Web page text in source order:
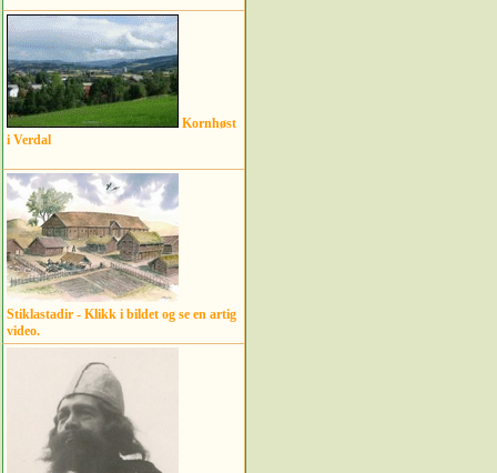
Kornhøst
i Verdal
Stiklastadir - Klikk i bildet og se en artig
video.